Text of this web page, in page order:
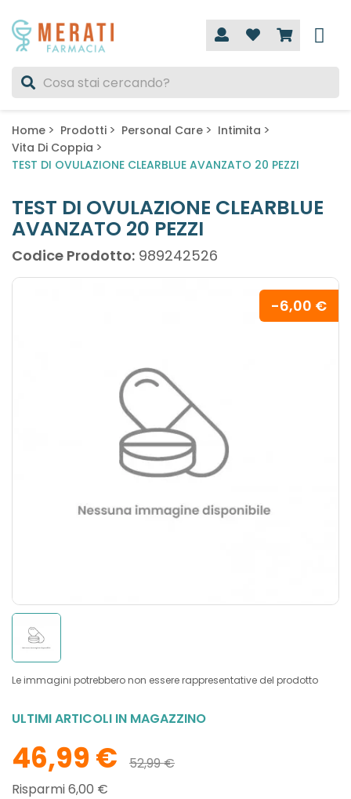
Home Prodotti Personal Care
Intimita
Vita Di Coppia
TEST DI OVULAZIONE CLEARBLUE AVANZATO 20 PEZZI
TEST DI OVULAZIONE CLEARBLUE
AVANZATO 20 PEZZI
Codice Prodotto: 989242526
-6,00 €
Le immagini potrebbero non essere rappresentative del prodotto
ULTIMI ARTICOLI IN MAGAZZINO
46,99 €
52,99 €
Risparmi 6,00 €